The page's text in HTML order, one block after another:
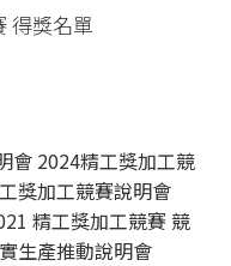
得獎名單
會 2024精工獎加工競
獎加工競賽說明會
精工獎加工競賽 競
生產推動說明會